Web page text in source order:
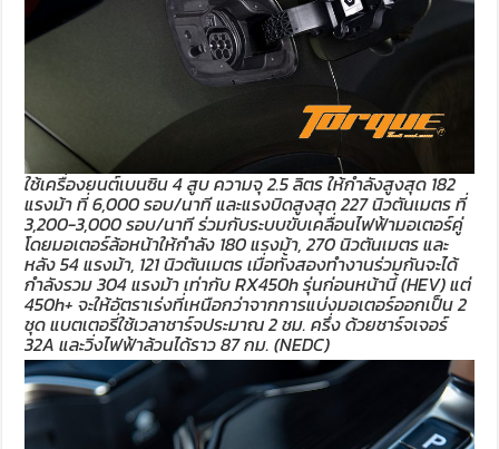
ใช้เครื่องยนต์เบนซิน 4 สูบ ความจุ 2.5 ลิตร ให้กำลังสูงสุด 182
แรงม้า ที่ 6,000 รอบ/นาที และแรงบิดสูงสุด 227 นิวตันเมตร ที่
3,200-3,000 รอบ/นาที ร่วมกับระบบขับเคลื่อนไฟฟ้ามอเตอร์คู่
โดยมอเตอร์ล้อหน้าให้กำลัง 180 แรงม้า, 270 นิวตันเมตร และ
หลัง 54 แรงม้า, 121 นิวตันเมตร เมื่อทั้งสองทำงานร่วมกันจะได้
กำลังรวม 304 แรงม้า เท่ากับ RX450h รุ่นก่อนหน้านี้ (HEV) แต่
450h+ จะให้อัตราเร่งที่เหนือกว่าจากการแบ่งมอเตอร์ออกเป็น 2
ชุด แบตเตอรี่ใช้เวลาชาร์จประมาณ 2 ชม. ครึ่ง ด้วยชาร์จเจอร์
32A และวิ่งไฟฟ้าล้วนได้ราว 87 กม. (NEDC)